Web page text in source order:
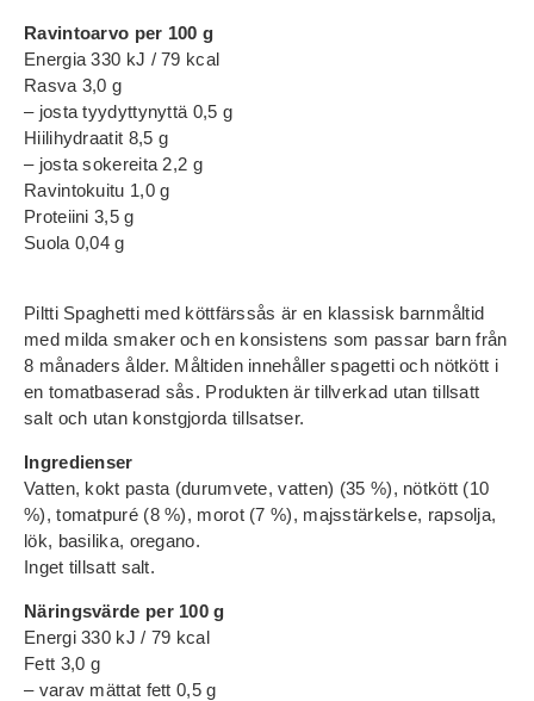
Ravintoarvo per 100 g
Energia 330 kJ / 79 kcal
Rasva 3,0 g
– josta tyydyttynyttä 0,5 g
Hiilihydraatit 8,5 g
– josta sokereita 2,2 g
Ravintokuitu 1,0 g
Proteiini 3,5 g
Suola 0,04 g
Piltti Spaghetti med köttfärssås är en klassisk barnmåltid
med milda smaker och en konsistens som passar barn från
8 månaders ålder. Måltiden innehåller spagetti och nötkött i
en tomatbaserad sås. Produkten är tillverkad utan tillsatt
salt och utan konstgjorda tillsatser.
Ingredienser
Vatten, kokt pasta (durumvete, vatten) (35 %), nötkött (10
%), tomatpuré (8 %), morot (7 %), majsstärkelse, rapsolja,
lök, basilika, oregano.
Inget tillsatt salt.
Näringsvärde per 100 g
Energi 330 kJ / 79 kcal
Fett 3,0 g
– varav mättat fett 0,5 g